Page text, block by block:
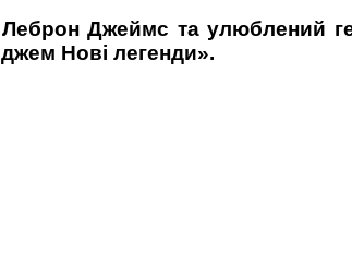
Джеймс та улюблений
Нові легенди».